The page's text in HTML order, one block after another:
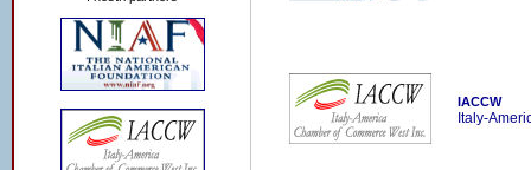
IACCW
Italy-